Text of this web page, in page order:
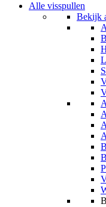
Alle visspullen
Bekijk